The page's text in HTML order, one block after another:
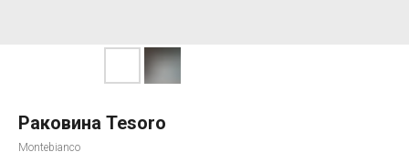
Раковина Tesoro
Montebianco